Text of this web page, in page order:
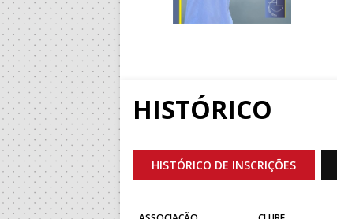
HISTÓRICO
HISTÓRICO DE INSCRIÇÕES